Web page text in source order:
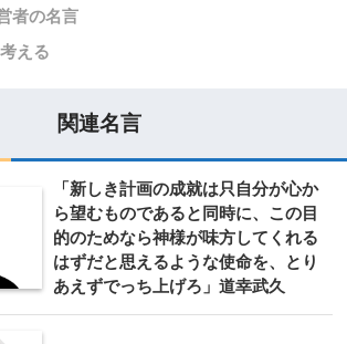
者の名言
える
関連名言
「新しき計画の成就は只自分が心か
ら望むものであると同時に、この目
的のためなら神様が味方してくれる
はずだと思えるような使命を、とり
あえずでっち上げろ」道幸武久